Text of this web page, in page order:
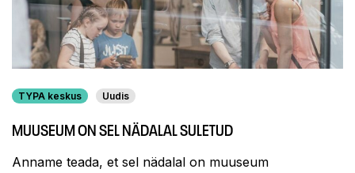
TYPA keskus Uudis
MUUSEUM ON SEL NÄDALAL SULETUD
Anname teada, et sel nädalal on muuseum